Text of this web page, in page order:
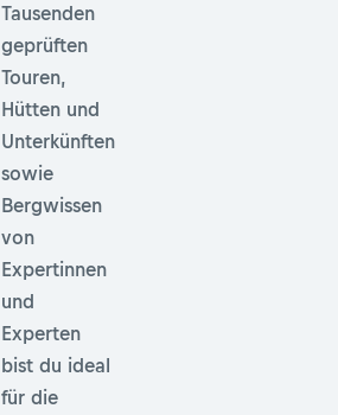
Tausenden
geprüften
Touren,
Hütten und
Unterkünften
sowie
Bergwissen
von
Expertinnen
und
Experten
bist du ideal
für die